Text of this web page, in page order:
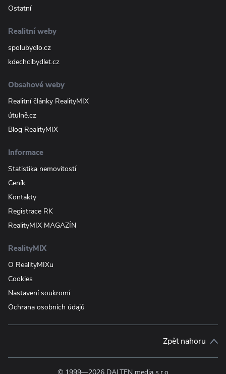
Ostatní
Realitní weby
spolubydlo.cz
kdechcibydlet.cz
Obsahové weby
Realitní články RealityMIX
útulně.cz
Blog RealityMIX
Informace
Statistika nemovitostí
Ceník
Kontakty
Registrace RK
RealityMIX MAGAZÍN
RealityMIX
O RealityMIXu
Cookies
Nastavení soukromí
Ochrana osobních údajů
Zpět nahoru